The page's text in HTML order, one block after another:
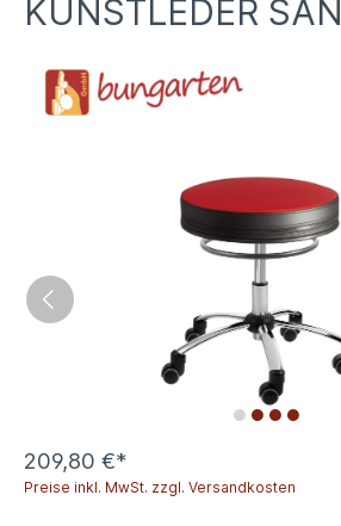
KUNSTLEDER
209,80 €*
Preise inkl. MwSt. zzgl. Versandkosten